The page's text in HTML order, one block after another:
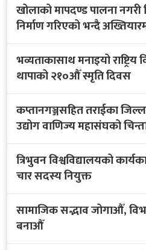
खोलाको मापदण्ड पालना
निर्माण गरिएको भन्दै
भव्यताकासाथ मनाइयो
थापाको २१०औँ स्मृति दिवस
कप्तानगञ्जसहित तराईका
उद्योग वाणिज्य महासंघको
त्रिभुवन विश्वविद्यालयको
चार सदस्य नियुक्त
सामाजिक सद्भाव जोगाऔँ,
बनाऔँ